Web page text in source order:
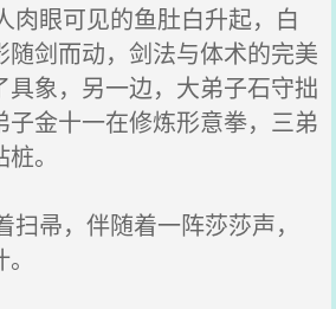
眼可见的鱼肚白升起，白
随剑而动，剑法与体术的完美
象，另一边，大弟子石守拙
金十一在修炼形意拳，三弟
。
帚，伴随着一阵莎莎声，